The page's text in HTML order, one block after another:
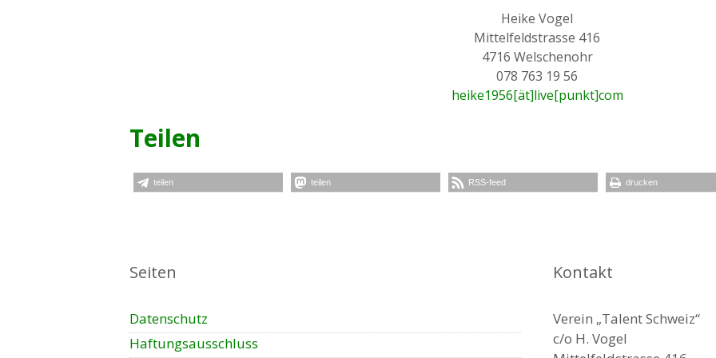
Heike Vogel
Mittelfeldstrasse 416
4716 Welschenohr
078 763 19 56
heike1956[ät]live[punkt]com
Teilen
teilen teilen RSS-feed drucken
Seiten
Datenschutz
Haftungsausschluss
Kontakt
Verein „Talent Schweiz“
c/o H. Vogel